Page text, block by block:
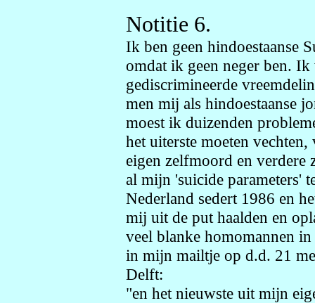
Notitie 6.
Ik ben geen hindoestaanse
omdat ik geen neger ben.
gediscrimineerde
men mij als hindoestaanse
moest ik duizenden
het uiterste moeten
eigen zelfmoord en
al mijn 'suicide parameters'
Nederland sedert 1986 en
mij uit de put haalden en
veel blanke homomannen
in mijn mailtje op d.d. 21
Delft:
"en het nieuwste uit mijn